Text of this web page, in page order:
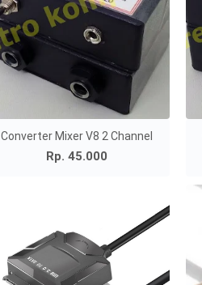
Converter Mixer V8 2 Channel
Rp. 45.000